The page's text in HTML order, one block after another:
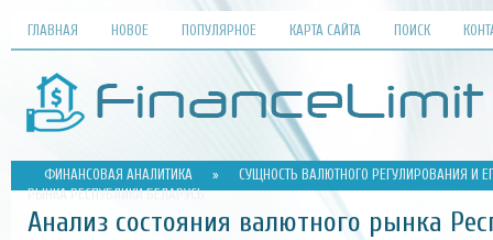
ГЛАВНАЯ НОВОЕ ПОПУЛЯРНОЕ КАРТА САЙТА ПОИСК
ФИНАНСОВАЯ АНАЛИТИКА »
СУЩНОСТЬ ВАЛЮТНОГО РЕГУЛИРОВАНИЯ И
РЫНКА РЕСПУБЛИКИ БЕЛАРУСЬ
Анализ состояния валютного рынка